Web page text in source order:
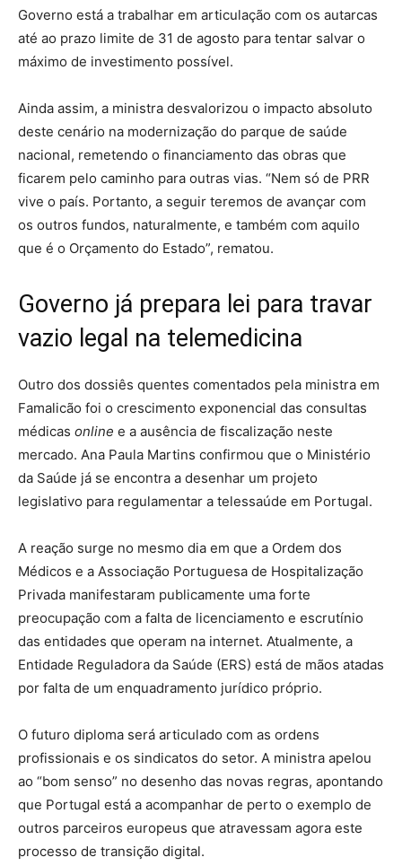
Governo está a trabalhar em articulação com os autarcas
até ao prazo limite de 31 de agosto para tentar salvar o
máximo de investimento possível.
Ainda assim, a ministra desvalorizou o impacto absoluto
deste cenário na modernização do parque de saúde
nacional, remetendo o financiamento das obras que
ficarem pelo caminho para outras vias. “Nem só de PRR
vive o país. Portanto, a seguir teremos de avançar com
os outros fundos, naturalmente, e também com aquilo
que é o Orçamento do Estado”, rematou.
Governo já prepara lei para travar
vazio legal na telemedicina
Outro dos dossiês quentes comentados pela ministra em
Famalicão foi o crescimento exponencial das consultas
médicas online e a ausência de fiscalização neste
mercado. Ana Paula Martins confirmou que o Ministério
da Saúde já se encontra a desenhar um projeto
legislativo para regulamentar a telessaúde em Portugal.
A reação surge no mesmo dia em que a Ordem dos
Médicos e a Associação Portuguesa de Hospitalização
Privada manifestaram publicamente uma forte
preocupação com a falta de licenciamento e escrutínio
das entidades que operam na internet. Atualmente, a
Entidade Reguladora da Saúde (ERS) está de mãos atadas
por falta de um enquadramento jurídico próprio.
O futuro diploma será articulado com as ordens
profissionais e os sindicatos do setor. A ministra apelou
ao “bom senso” no desenho das novas regras, apontando
que Portugal está a acompanhar de perto o exemplo de
outros parceiros europeus que atravessam agora este
processo de transição digital.